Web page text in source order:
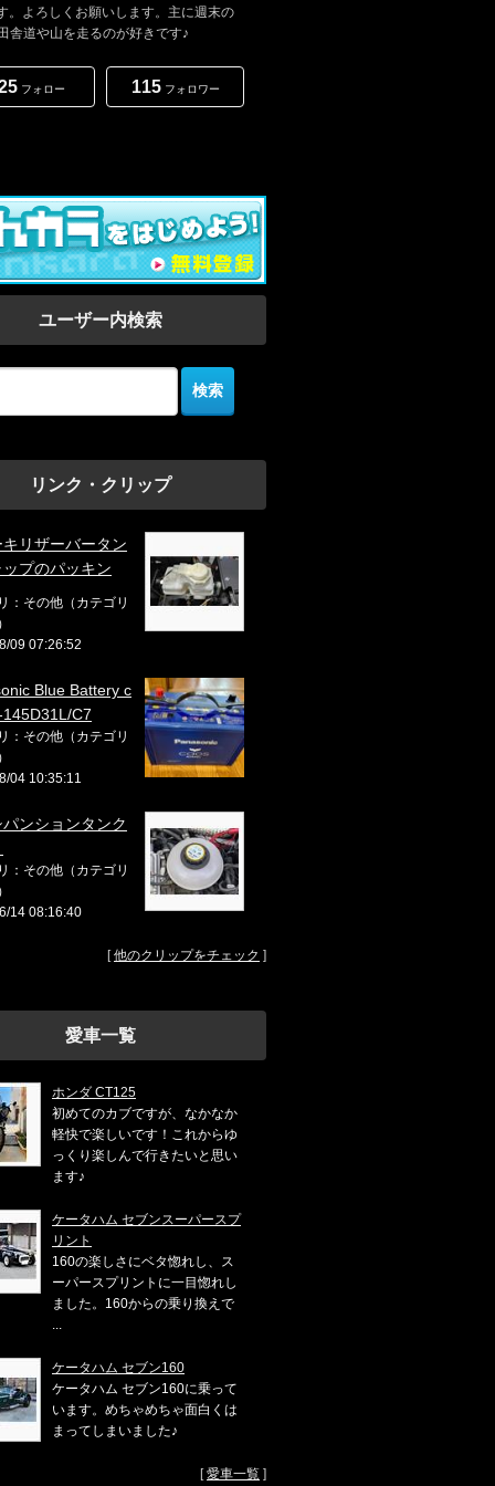
。よろしくお願いします。主に週末の
舎道や山を走るのが好きです♪
フォロー 115フォロワー
ユーザー内検索
リンク・クリップ
リザーバータン
プのパッキン
：その他（カテゴリ
09 07:26:52
Blue Battery c
C7
：その他（カテゴリ
04 10:35:11
ンションタンク
：その他（カテゴリ
14 08:16:40
[他のクリップをチェック ]
愛車一覧
ホンダ CT125
初めてのカブですが、なかなか
軽快で楽しいです！これからゆ
っくり楽しんで行きたいと思い
ます♪
ケータハム セブンスーパースプ
リント
160の楽しさにベタ惚れし、ス
ーパースプリントに一目惚れし
ました。160からの乗り換えで
...
ケータハム セブン160
ケータハム セブン160に乗って
います。めちゃめちゃ面白くは
まってしまいました♪
[愛車一覧 ]